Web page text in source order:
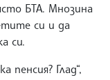
БТА. Мнозина
си и да
си.
пенсия? Глад“,